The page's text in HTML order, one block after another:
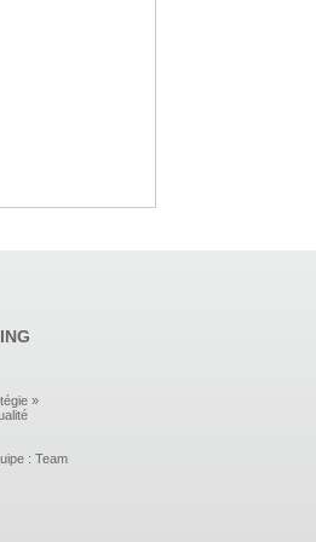
»
: Team